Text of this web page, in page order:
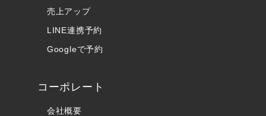
売上アップ
LINE連携予約
Googleで予約
コーポレート
会社概要